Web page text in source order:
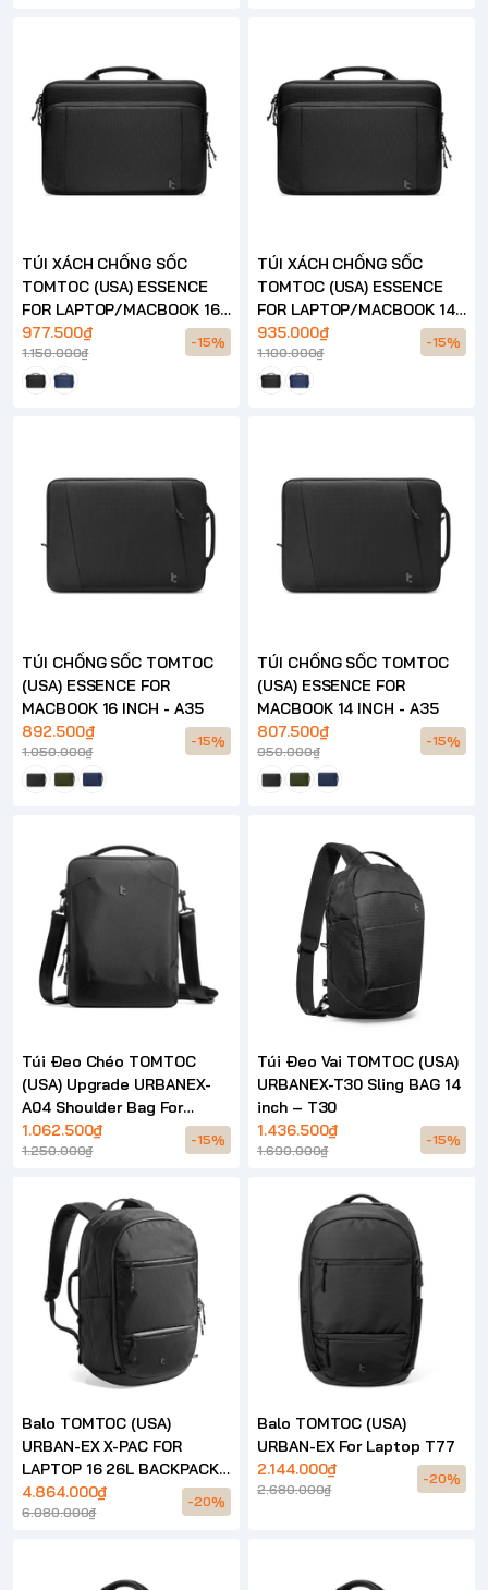
TÚI XÁCH CHỐNG SỐC
TOMTOC (USA) ESSENCE
FOR LAPTOP/MACBOOK 16
INCH – A34
977.500₫
1.150.000₫
-15%
TÚI XÁCH CHỐNG SỐC
TOMTOC (USA) ESSENCE
FOR LAPTOP/MACBOOK 14
INCH – A34
935.000₫
1.100.000₫
-15%
TÚI CHỐNG SỐC TOMTOC
(USA) ESSENCE FOR
MACBOOK 16 INCH - A35
892.500₫
1.050.000₫
-15%
TÚI CHỐNG SỐC TOMTOC
(USA) ESSENCE FOR
MACBOOK 14 INCH - A35
807.500₫
950.000₫
-15%
Túi Đeo Chéo TOMTOC
(USA) Upgrade URBANEX-
A04 Shoulder Bag For
Laptop Universial – A04
1.062.500₫
1.250.000₫
-15%
Túi Đeo Vai TOMTOC (USA)
URBANEX-T30 Sling BAG 14
inch – T30
1.436.500₫
1.690.000₫
-15%
Balo TOMTOC (USA)
URBAN-EX X-PAC FOR
LAPTOP 16 26L BACKPACK
– T77
4.864.000₫
6.080.000₫
-20%
Balo TOMTOC (USA)
URBAN-EX For Laptop T77
2.144.000₫
2.680.000₫
-20%